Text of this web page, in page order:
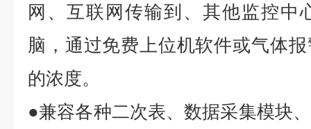
网、互联网传输到、其他监控中
脑，通过免费上位机软件或气体
的浓度。
●兼容各种二次表、数据采集模块